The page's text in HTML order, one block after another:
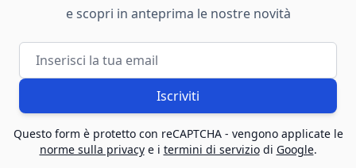
e scopri in anteprima le nostre novità
Indirizzo email
Iscriviti
Questo form è protetto con reCAPTCHA - vengono applicate le
norme sulla privacye i termini di serviziodi Google.